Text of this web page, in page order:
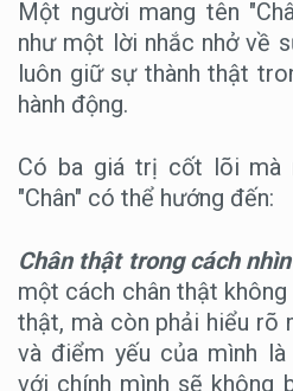
Một người mang tên
như một lời nhắc nhở về
luôn giữ sự thành thật
hành động.
Có ba giá trị cốt lõi mà
"Chân" có thể hướng đến:
Chân thật trong cách
một cách chân thật
thật, mà còn phải hiểu rõ
và điểm yếu của mình
với chính mình sẽ không